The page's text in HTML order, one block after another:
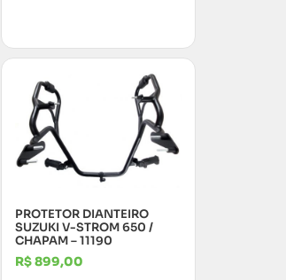
PROTETOR DIANTEIRO
SUZUKI V-STROM 650 /
CHAPAM – 11190
R$899,00